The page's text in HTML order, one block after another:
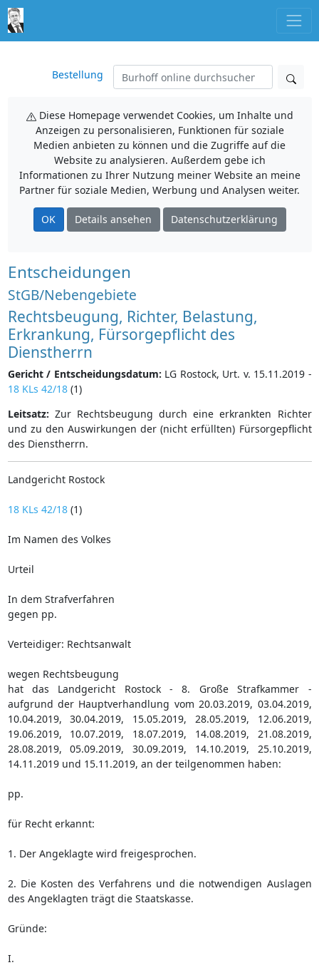
Bestellung
Diese Homepage verwendet Cookies, um Inhalte und
Anzeigen zu personalisieren, Funktionen für soziale
Medien anbieten zu können und die Zugriffe auf die
Website zu analysieren. Außerdem gebe ich
Informationen zu Ihrer Nutzung meiner Website an meine
Partner für soziale Medien, Werbung und Analysen weiter.
OK Details ansehen Datenschutzerklärung
Entscheidungen
StGB/Nebengebiete
Rechtsbeugung, Richter, Belastung,
Erkrankung, Fürsorgepflicht des
Dienstherrn
Gericht / Entscheidungsdatum: LG Rostock, Urt. v. 15.11.2019 -
18 KLs 42/18(1)
Leitsatz: Zur Rechtsbeugung durch eine erkrankten Richter
und zu den Auswirkungen der (nicht erfüllten) Fürsorgepflicht
des Dienstherrn.
Landgericht Rostock
18 KLs 42/18(1)
Im Namen des Volkes
Urteil
In dem Strafverfahren
gegen pp.
Verteidiger: Rechtsanwalt
wegen Rechtsbeugung
hat das Landgericht Rostock - 8. Große Strafkammer -
aufgrund der Hauptverhandlung vom 20.03.2019, 03.04.2019,
10.04.2019, 30.04.2019, 15.05.2019, 28.05.2019, 12.06.2019,
19.06.2019, 10.07.2019, 18.07.2019, 14.08.2019, 21.08.2019,
28.08.2019, 05.09.2019, 30.09.2019, 14.10.2019, 25.10.2019,
14.11.2019 und 15.11.2019, an der teilgenommen haben:
pp.
für Recht erkannt:
1. Der Angeklagte wird freigesprochen.
2. Die Kosten des Verfahrens und die notwendigen Auslagen
des Angeklagten trägt die Staatskasse.
Gründe:
I.